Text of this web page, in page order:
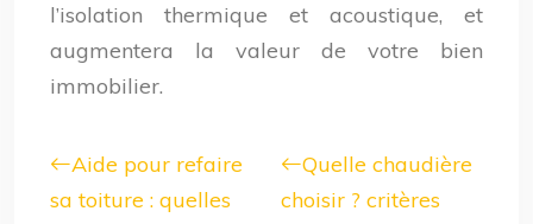
l’isolation thermique et acoustique, et
augmentera la valeur de votre bien
immobilier.
Aide pour refaire
sa toiture : quelles
Quelle chaudière
choisir ? critères